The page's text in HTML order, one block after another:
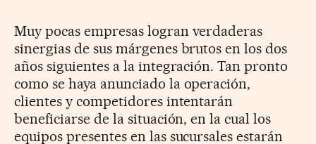
Muy pocas empresas logran verdaderas
sinergias de sus márgenes brutos en los dos
años siguientes a la integración. Tan pronto
como se haya anunciado la operación,
clientes y competidores intentarán
beneficiarse de la situación, en la cual los
equipos presentes en las sucursales estarán